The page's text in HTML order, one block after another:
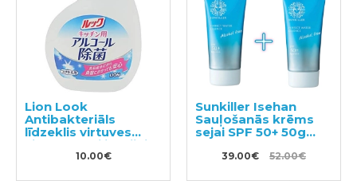
Lion Look
Antibakteriāls
līdzeklis virtuves
virsmu sterilizācijai
pildviela 300ml
10.00€
Sunkiller Isehan
Sauļošanās krēms
sejai SPF 50+ 50g
39.00€ 52.00€